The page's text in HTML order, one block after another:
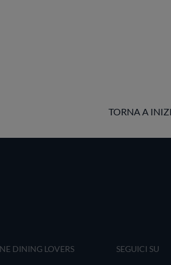
TORNA A
DINING LOVERS SEGUICI SU